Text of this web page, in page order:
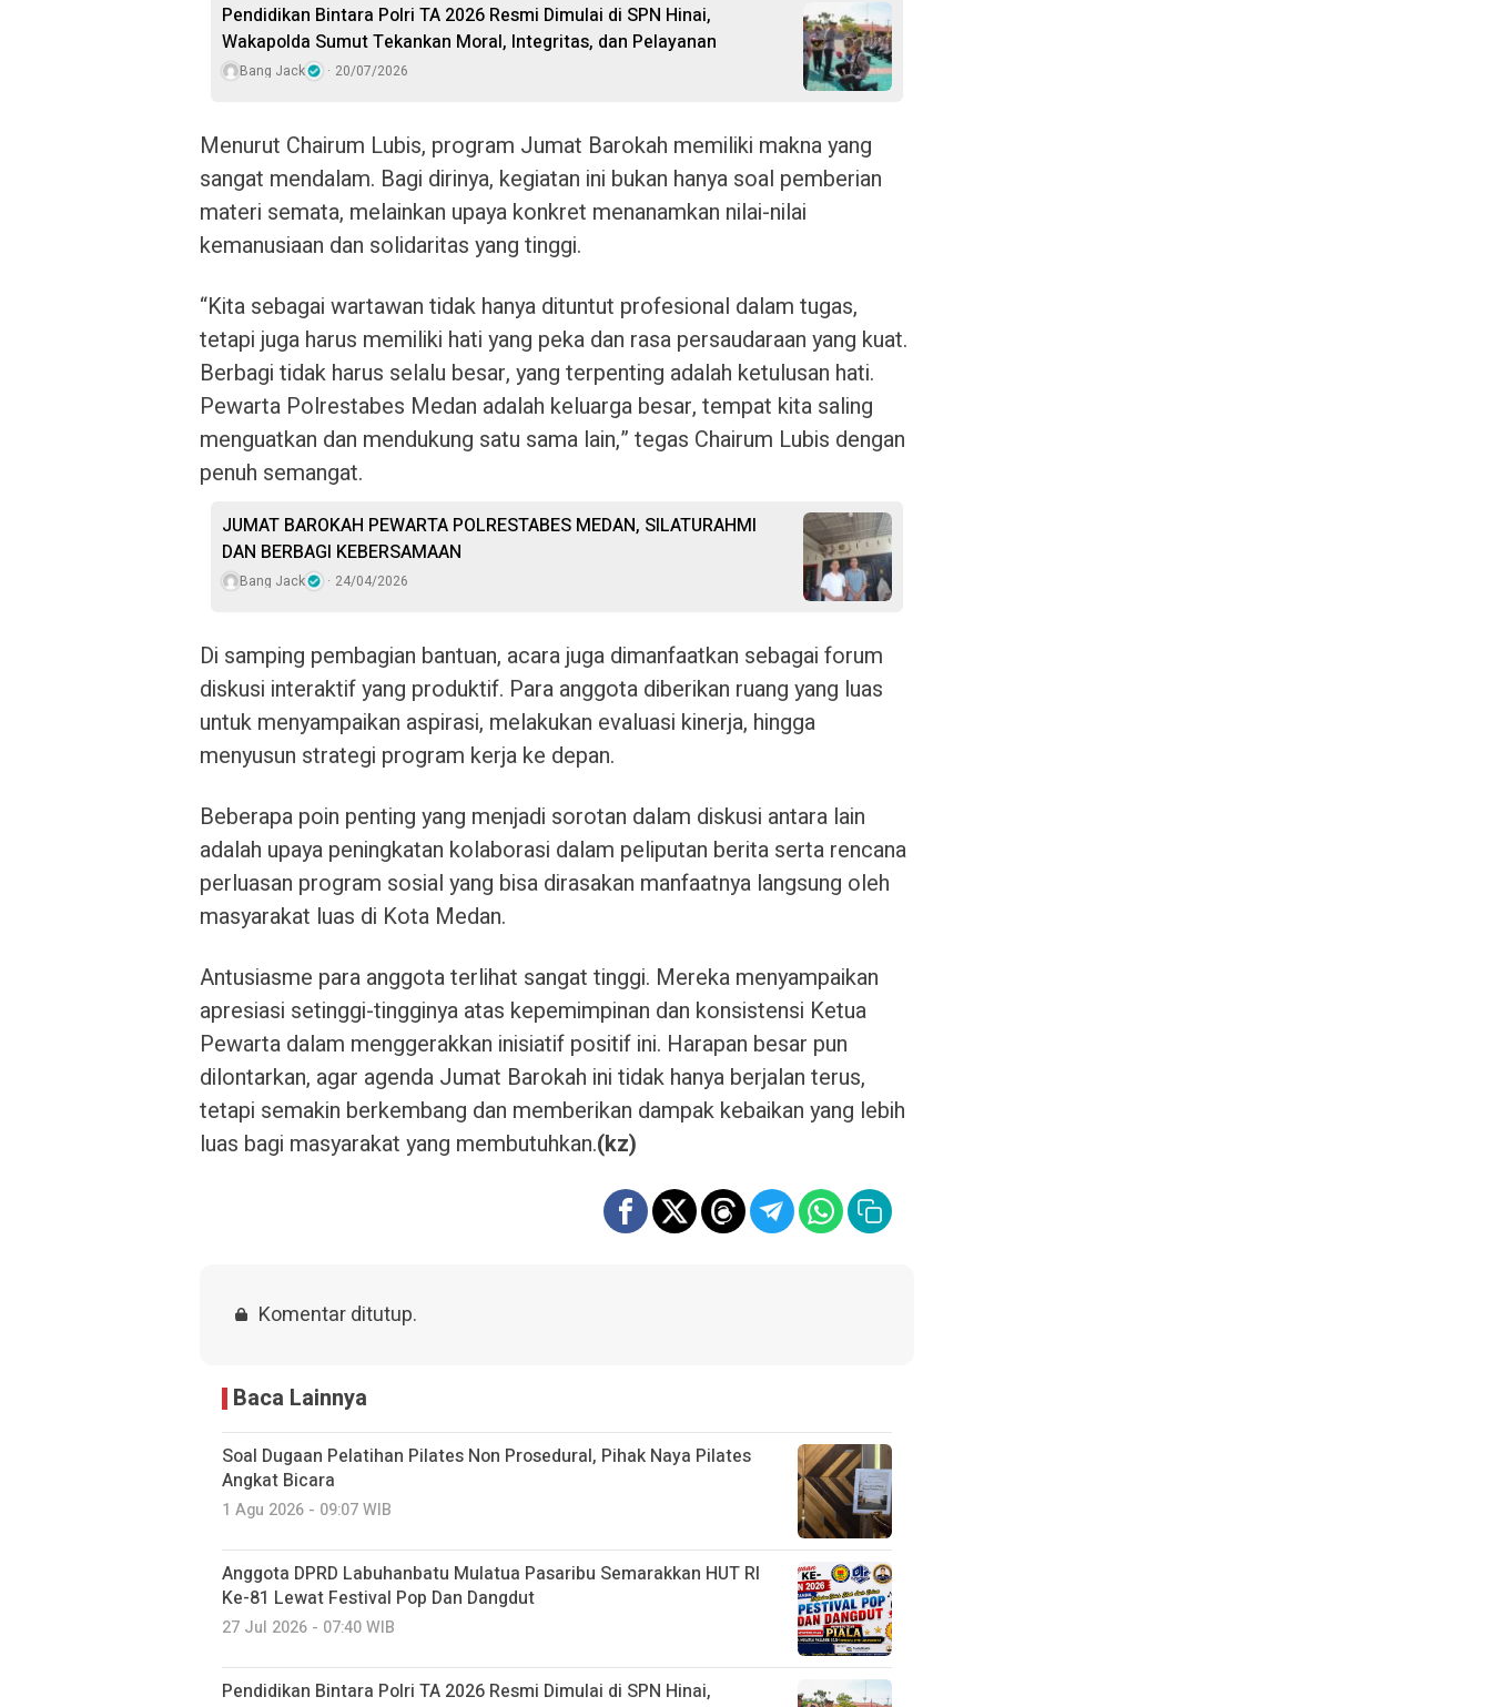
Pendidikan Bintara Polri TA 2026 Resmi Dimulai di SPN Hinai,
Wakapolda Sumut Tekankan Moral, Integritas, dan Pelayanan
Bang Jack 20/07/2026
Menurut Chairum Lubis, program Jumat Barokah memiliki makna yang
sangat mendalam. Bagi dirinya, kegiatan ini bukan hanya soal pemberian
materi semata, melainkan upaya konkret menanamkan nilai-nilai
kemanusiaan dan solidaritas yang tinggi.
“Kita sebagai wartawan tidak hanya dituntut profesional dalam tugas,
tetapi juga harus memiliki hati yang peka dan rasa persaudaraan yang kuat.
Berbagi tidak harus selalu besar, yang terpenting adalah ketulusan hati.
Pewarta Polrestabes Medan adalah keluarga besar, tempat kita saling
menguatkan dan mendukung satu sama lain,” tegas Chairum Lubis dengan
penuh semangat.
JUMAT BAROKAH PEWARTA POLRESTABES MEDAN, SILATURAHMI
DAN BERBAGI KEBERSAMAAN
Bang Jack 24/04/2026
Di samping pembagian bantuan, acara juga dimanfaatkan sebagai forum
diskusi interaktif yang produktif. Para anggota diberikan ruang yang luas
untuk menyampaikan aspirasi, melakukan evaluasi kinerja, hingga
menyusun strategi program kerja ke depan.
Beberapa poin penting yang menjadi sorotan dalam diskusi antara lain
adalah upaya peningkatan kolaborasi dalam peliputan berita serta rencana
perluasan program sosial yang bisa dirasakan manfaatnya langsung oleh
masyarakat luas di Kota Medan.
Antusiasme para anggota terlihat sangat tinggi. Mereka menyampaikan
apresiasi setinggi-tingginya atas kepemimpinan dan konsistensi Ketua
Pewarta dalam menggerakkan inisiatif positif ini. Harapan besar pun
dilontarkan, agar agenda Jumat Barokah ini tidak hanya berjalan terus,
tetapi semakin berkembang dan memberikan dampak kebaikan yang lebih
luas bagi masyarakat yang membutuhkan.(kz)
Komentar ditutup.
Baca Lainnya
Soal Dugaan Pelatihan Pilates Non Prosedural, Pihak Naya Pilates
Angkat Bicara
1 Agu 2026 - 09:07 WIB
Anggota DPRD Labuhanbatu Mulatua Pasaribu Semarakkan HUT RI
Ke-81 Lewat Festival Pop Dan Dangdut
27 Jul 2026 - 07:40 WIB
Pendidikan Bintara Polri TA 2026 Resmi Dimulai di SPN Hinai,